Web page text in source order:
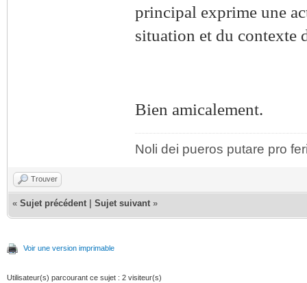
principal exprime une
situation et du contexte
Bien amicalement.
Noli dei pueros putare pro
Trouver
« Sujet précédent Sujet suivant »
Voir une version imprimable
Utilisateur(s) parcourant ce sujet : 2 visiteur(s)